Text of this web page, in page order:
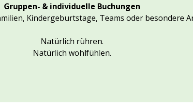
Gruppen- & individuelle Buchungen
Kindergeburtstage, Teams oder besondere
Natürlich rühren.
Natürlich wohlfühlen.